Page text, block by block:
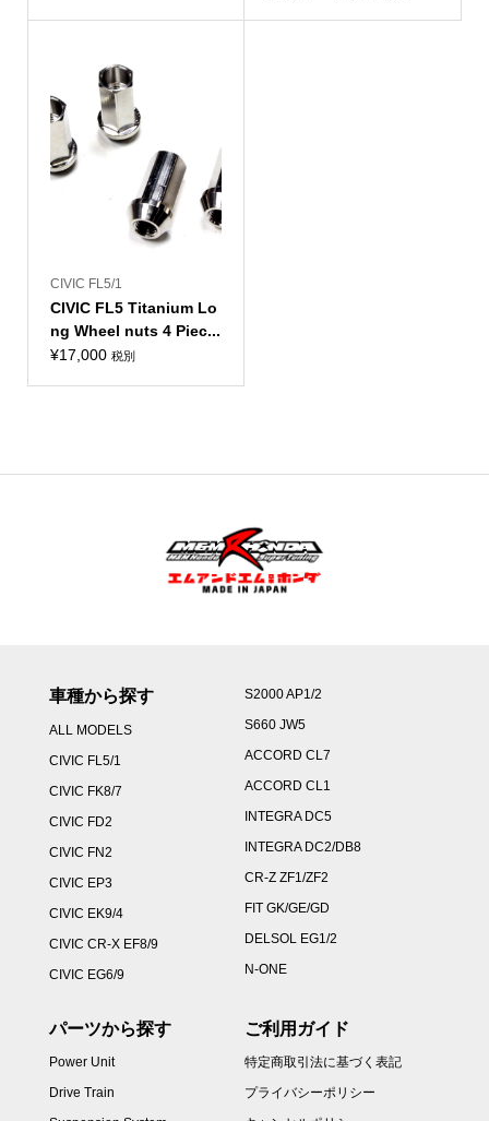
CIVIC FL5/1
CIVIC FL5 Titanium Lo
ng Wheel nuts 4 Piec...
¥17,000 税別
車種から探す
ALL MODELS
CIVIC FL5/1
CIVIC FK8/7
CIVIC FD2
CIVIC FN2
CIVIC EP3
CIVIC EK9/4
CIVIC CR-X EF8/9
CIVIC EG6/9
S2000 AP1/2
S660 JW5
ACCORD CL7
ACCORD CL1
INTEGRA DC5
INTEGRA DC2/DB8
CR-Z ZF1/ZF2
FIT GK/GE/GD
DELSOL EG1/2
N-ONE
パーツから探す
Power Unit
Drive Train
ご利用ガイド
特定商取引法に基づく表記
プライバシーポリシー